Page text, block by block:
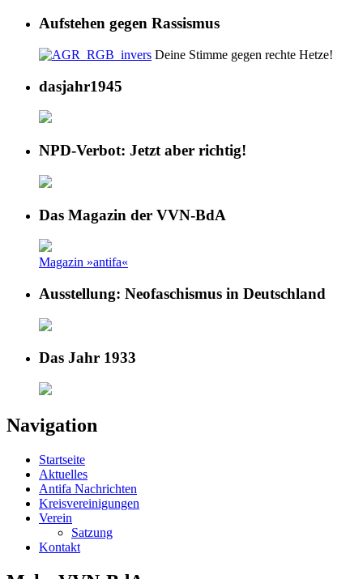
Aufstehen gegen Rassismus
Deine Stimme gegen rechte Hetze!
dasjahr1945
NPD-Verbot: Jetzt aber richtig!
Das Magazin der VVN-BdA
Magazin »antifa«
Ausstellung: Neofaschismus in Deutschland
Das Jahr 1933
Navigation
Startseite
Aktuelles
Antifa Nachrichten
Kreisvereinigungen
Verein
Satzung
Kontakt